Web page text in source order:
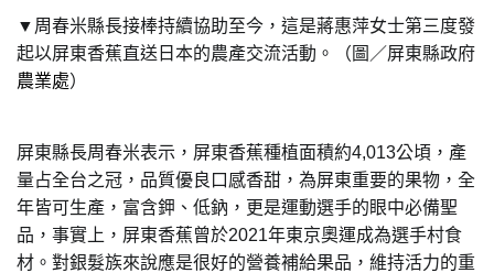
▼ 周春米縣長接棒持續協助至今，這是蔣惠萍女士第三度發
起以屏東香蕉直送日本的農產交流活動 。（圖／屏東縣政府
農業處）
屏東縣長周春米表示，屏東香蕉種植面積約4,013公頃，產
量占全台之冠，品質優良口感香甜，為屏東重要的果物，全
年皆可生產，富含鉀、低鈉，更是運動選手的眼中必備聖
品，事實上，屏東香蕉曾於2021年東京奧運成為選手村食
材。對銀髮族來說應是很好的營養補給果品，維持活力的重